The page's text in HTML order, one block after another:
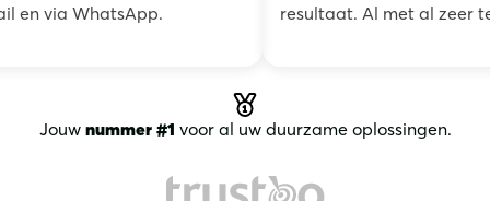
en via WhatsApp.
resultaat. Al met al zeer
Jouw nummer #1 voor al uw duurzame oplossingen.